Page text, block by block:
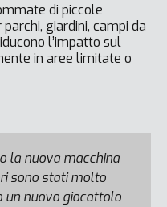
di piccole
giardini, campi da
l’impatto sul
in aree limitate o
la nuova macchina
sono stati molto
un nuovo giocattolo